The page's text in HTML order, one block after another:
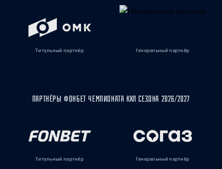
Титульный партнёр Генеральный партнёр
ПАРТНЁРЫ ФОНБЕТ ЧЕМПИОНАТА КХЛ СЕЗОНА 2026/2027
Титульный партнёр Генеральный партнёр